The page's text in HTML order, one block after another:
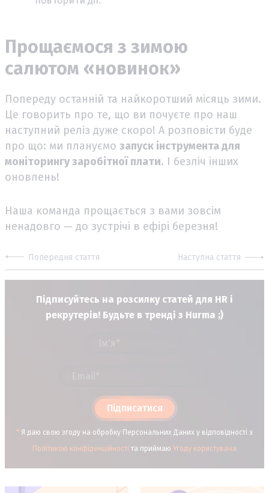
Прощаємося з зимою
салютом «новинок»
Попереду останній та найкоротший місяць зими.
Це говорить про те, що ви почуєте про наш
наступний реліз дуже скоро! А розповісти буде
про що: ми плануємо запуск інструмента для
моніторингу заробітної плати. І безліч інших
оновлень!
Наша команда прощається з вами зовсім
ненадовго — до зустрічі в ефірі березня!
Попередня стаття Наступна стаття
Підписуйтесь на розсилку статей для HR і
рекрутерів! Будьте в тренді з Hurma ;)
Підписатися
* Я даю свою згоду на обробку Персональних Даних у відповідності з
Політикою конфіденційності та приймаю Угоду користувача